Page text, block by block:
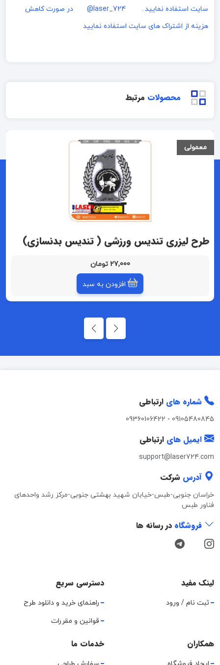
سایت استفاده نمایید . laser_724@
در صورت کاهش
هزینه از اشتراک های سایت استفاده نمایید
محصولات مرتبط
معمولی
طرح لیزری تندیس ورزشی ( تندیس بدنسازی)
27,000 تومان
افزودن به سبد
شماره های ارتباطی
09105480845
-
09360106422
ایمیل های ارتباطی
support@laser724.com
آدرس شرکت
خراسان جنوبی-طبس-خیابان شهید بهشتی جنوبی-مرکز رشد واحدهای
فناور طبس
فروشگاه در رسانه ها
لینک مفید
ثبت نام / ورود
دسترسی سریع
راهنمای خرید و دانلود طرح
قوانین و مقررات
همکاران خدمات ما